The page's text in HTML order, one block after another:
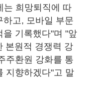
는 희망퇴직에 따
하고, 모바일 부문
을 기록했다"며 "앞
본원적 경쟁력 강
주환원 강화를 통
지향하겠다"고 말